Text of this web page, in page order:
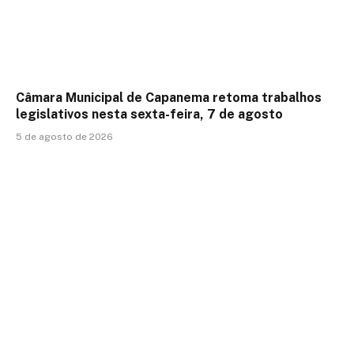
Câmara Municipal de Capanema retoma trabalhos
legislativos nesta sexta-feira, 7 de agosto
5 de agosto de 2026